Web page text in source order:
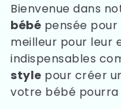
Bienvenue dans
bébé pensée
meilleur pour leur
indispensables
style pour créer
votre bébé pourra